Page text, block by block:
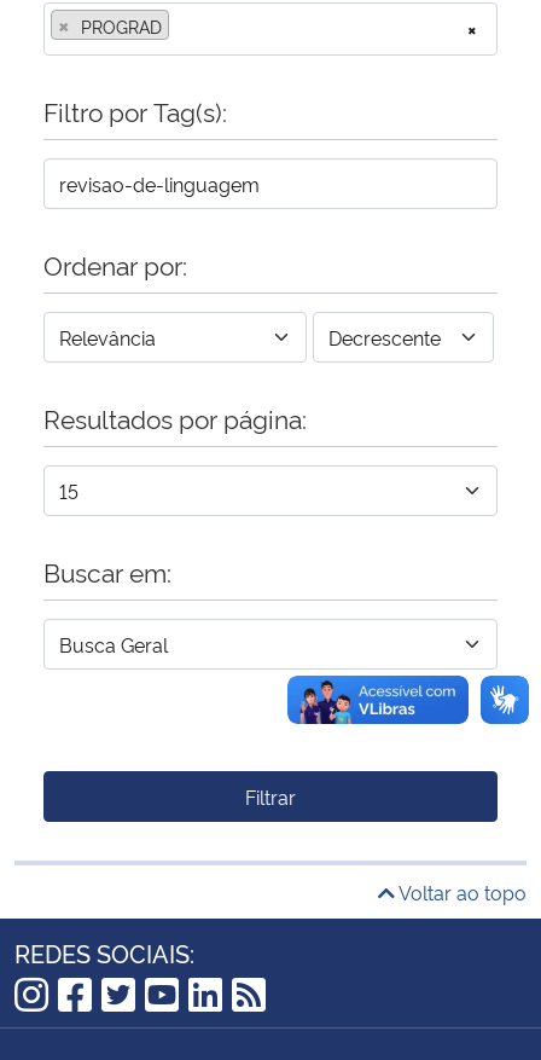
Secretaria-Geral
Advocacia-Geral da União
Banco Central do Brasil
×
× PROGRAD
Filtro por Tag(s):
Ordenar por:
Resultados por página:
Buscar em:
Filtrar
Voltar ao topo
REDES SOCIAIS:
Instagram
Facebook
Twitter
YouTube
LinkedIn
RSS